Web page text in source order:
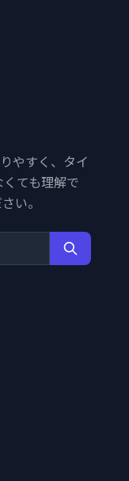
やすく、タイ
ても理解で
い。